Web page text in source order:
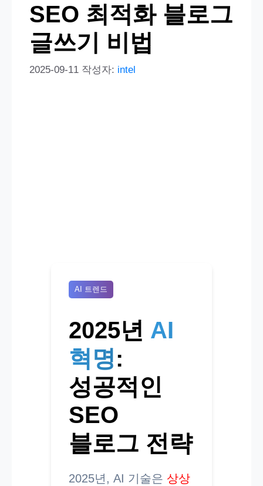
SEO 최적화 블로그
글쓰기 비법
2025-09-11 작성자: intel
AI 트렌드
2025년 AI
혁명:
성공적인
SEO
블로그 전략
2025년, AI 기술은 상상